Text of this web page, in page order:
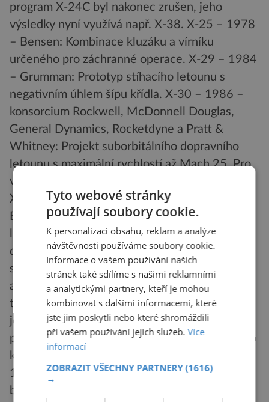
program X-24C byl nakonec zrušen, jeho
výsledky nyní využívá např. X-38. X-25 – 1978
– Bensen: Kombinace kluzáku a vírníku
určeného pro záchranné operace. X-29 – 1984
– Grumman: Prototyp stíhacího letounu s
negativním úhlem šípu křídla. X-30 – 1986 –
konsorcium Rockwell, McDonnell Douglas,
General Dynamics, Rocketdyne a Pratt &
Whitney: Projekt suborbitálního dopravního
letounu s maximální rychlostí až Mach 25. Pro
vysokou finanční náročnost byl projekt zrušen.
X-31 – 1987 – Rockwell, Messerschmitt-
Bölkow-Blohm: První prototyp stíhacího
letounu série X s neamerickou účastí. Ve své
době pravděpodobně nejobratnější letoun na
světě, a to díky pohyblivým „kachním plochám“
a motorové trysce s klapkami pro vychylování
tahu. X-33 – 1996 – Boeing: Projekt
jednostupňového vesmírného dopravního
prostředku, který po splnění úkolu přistává jako
kluzák a je připraven k dalšímu použití. X-36 –
1996 – McDonnell Douglas: Projekt
bezocasého stíhacího letounu, řízeného jen
Tyto webové stránky
používají soubory cookie.
K personalizaci obsahu, reklam a analýze
návštěvnosti používáme soubory cookie.
Informace o vašem používání našich
stránek také sdílíme s našimi reklamními
a analytickými partnery, kteří je mohou
kombinovat s dalšími informacemi, které
jste jim poskytli nebo které shromáždili
při vašem používání jejich služeb.Více
informací
ZOBRAZIT VŠECHNY PARTNERY(1616)
→